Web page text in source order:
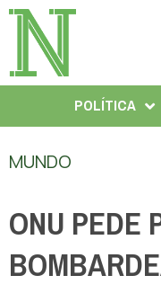
POLÍTICA
MUNDO
ONU PEDE